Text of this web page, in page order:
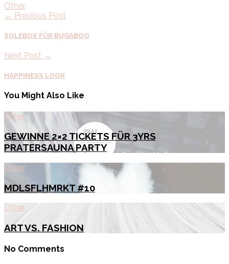
Other
← Previous Post
SOLEBOX FÜR BUGABOO
Next Post →
HAPPINESS LOOK
You Might Also Like
Other
GEWINNE 2×2 TICKETS FÜR 3YRS
PRATERSAUNA PARTY
Other
MDLSFLHMRKT #10
Other
ART VS. FASHION
No Comments